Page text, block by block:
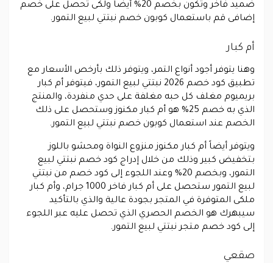
ضميد فاخر وتكون بخصم 20% أيضاً ولكى تحصل على خصم
إضافى قم باستعمال كوبون خصم نبتتي لبيع التمور.
أم كبار
وهنا يتوفر أجود أنواع التمر، ويتوفر ذلك بأرخص الأسعار مع
تطبيق كود خصم 2026 نبتتي لبيع التمور، فيتوفر أم كبار
بريميوم مغلف كل حبه مغلفة على حدي منفردة، والمنتج
الذي به خصم 25% هو أم كبار مكنوز وستحصل على ذلك
الخصم عند استعمال كوبون خصم نبتتي لبيع التمور.
ويتوفر أيضاً أم كبار مكنوز منزوع النواة ومحشو باللوز
بتخفيض كبير وذلك من خلال إدراج كود خصم نبتتي لبيع
التمور، وبخصم 20% وعند اللجوء إلى كود خصم من نبتتي
لبيع التمور ستحصل على أم كبار فاخر 1000 جرام، وأم كبار
ملكى المتوفرة في المتجر بجودة عالية والذي بالتأكيد
سيبهرك هو الخصم الحصري الذي تحصل عليه عبر اللجوء
إلى كود خصم متجر نبتتي لبيع التمور.
صقعي